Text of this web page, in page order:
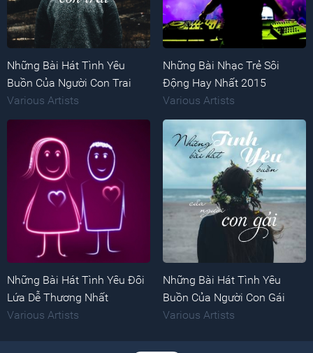
Những Bài Hát Tình Yêu
Buồn Của Người Con Trai
Various Artists
Những Bài Nhạc Trẻ Sôi
Động Hay Nhất 2015
Various Artists
Những Bài Hát Tình Yêu Đôi
Lứa Dễ Thương Nhất
Various Artists
Những Bài Hát Tình Yêu
Buồn Của Người Con Gái
Various Artists